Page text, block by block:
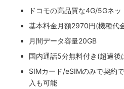
ドコモの高品質な4G/5Gネ
基本料金月額2970円(機種代
月間データ容量20GB
国内通話5分無料付き(超過
SIMカード/eSIMのみで契約
入も可能